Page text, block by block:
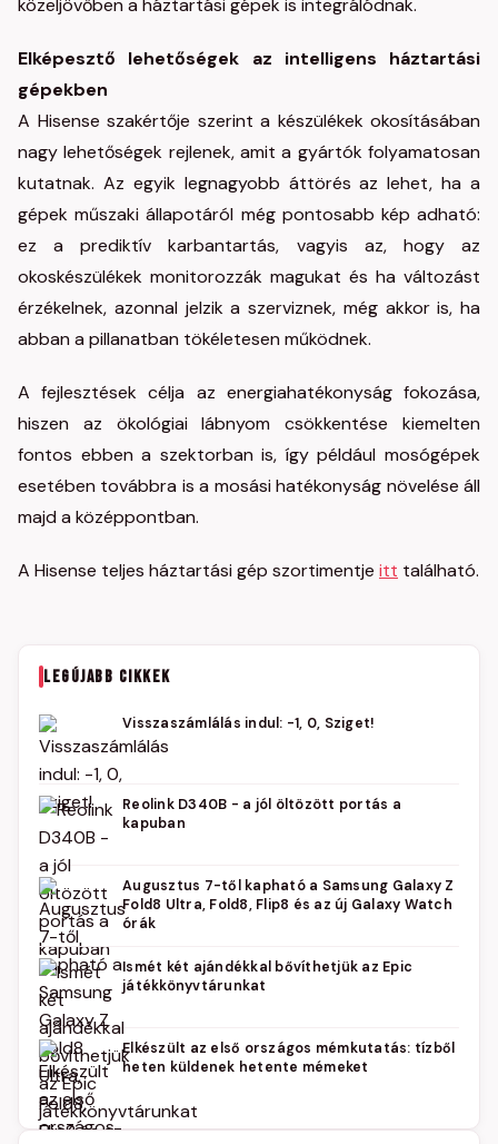
közeljövőben a háztartási gépek is integrálódnak.
Elképesztő lehetőségek az intelligens háztartási
gépekben
A Hisense szakértője szerint a készülékek okosításában
nagy lehetőségek rejlenek, amit a gyártók folyamatosan
kutatnak. Az egyik legnagyobb áttörés az lehet, ha a
gépek műszaki állapotáról még pontosabb kép adható:
ez a prediktív karbantartás, vagyis az, hogy az
okoskészülékek monitorozzák magukat és ha változást
érzékelnek, azonnal jelzik a szerviznek, még akkor is, ha
abban a pillanatban tökéletesen működnek.
A fejlesztések célja az energiahatékonyság fokozása,
hiszen az ökológiai lábnyom csökkentése kiemelten
fontos ebben a szektorban is, így például mosógépek
esetében továbbra is a mosási hatékonyság növelése áll
majd a középpontban.
A Hisense teljes háztartási gép szortimentje itt található.
LEGÚJABB CIKKEK
Visszaszámlálás indul: -1, 0, Sziget!
Reolink D340B - a jól öltözött portás a
kapuban
Augusztus 7-től kapható a Samsung Galaxy Z
Fold8 Ultra, Fold8, Flip8 és az új Galaxy Watch
órák
Ismét két ajándékkal bővíthetjük az Epic
játékkönyvtárunkat
Elkészült az első országos mémkutatás: tízből
heten küldenek hetente mémeket